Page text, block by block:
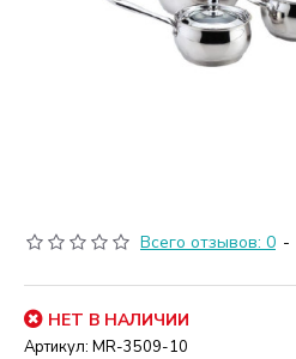
Всего отзывов: 0 -
НЕТ В НАЛИЧИИ
Артикул: MR-3509-10